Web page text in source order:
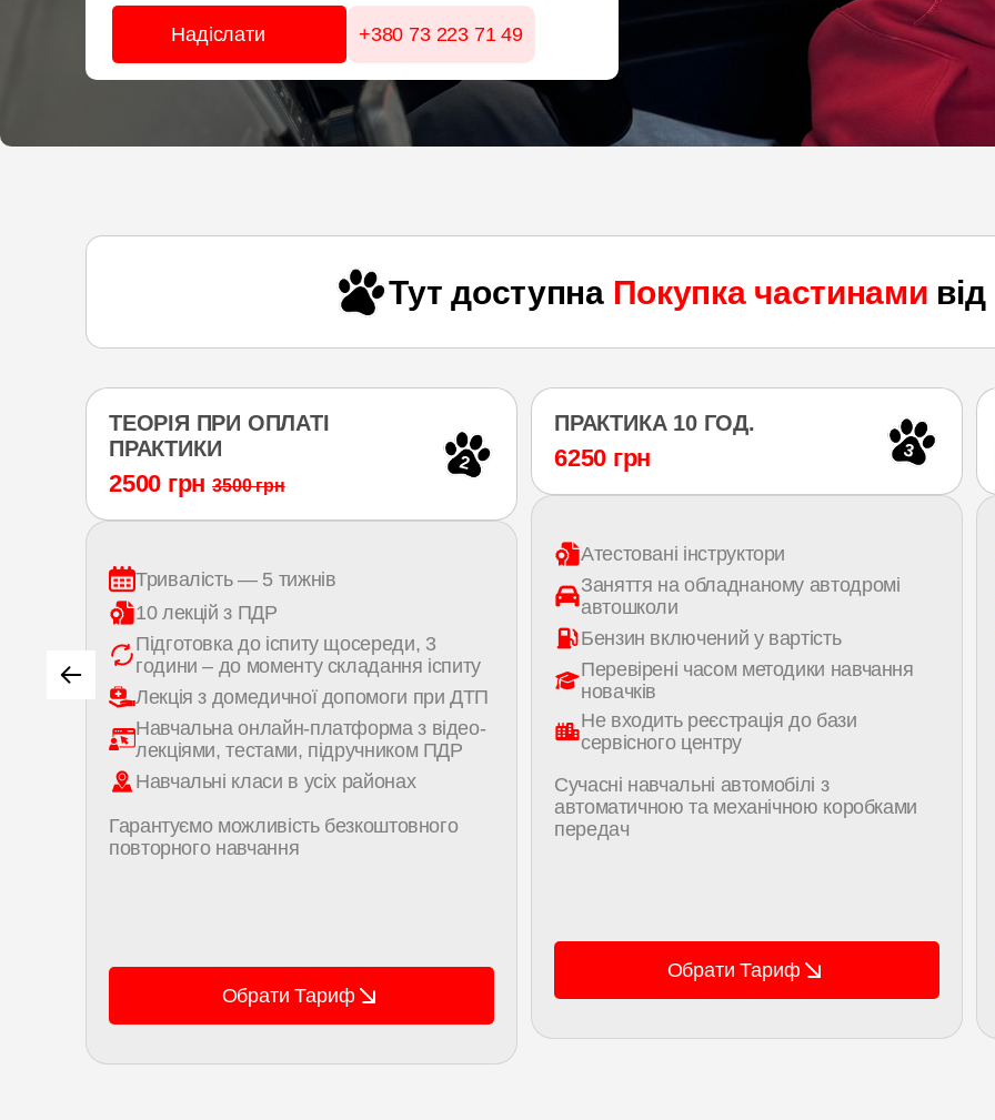
+380 73 223 71 49
Тут доступна Покупка частинами
ТЕОРІЯ ПРИ ОПЛАТІ
ПРАКТИКИ
2500 грн3500 грн
2
Тривалість — 5 тижнів
10 лекцій з ПДР
Підготовка до іспиту щосереди, 3
години – до моменту складання іспиту
Лекція з домедичної допомоги при ДТП
Навчальна онлайн-платформа з відео-
лекціями, тестами, підручником ПДР
Навчальні класи в усіх районах
Гарантуємо можливість безкоштовного
повторного навчання
Обрати Тариф
ПРАКТИКА 10 ГОД.
6250 грн 3
Атестовані інструктори
Заняття на обладнаному автодромі
автошколи
Бензин включений у вартість
Перевірені часом методики навчання
новачків
Не входить реєстрація до бази
сервісного центру
Сучасні навчальні автомобілі з
автоматичною та механічною коробками
передач
Обрати Тариф